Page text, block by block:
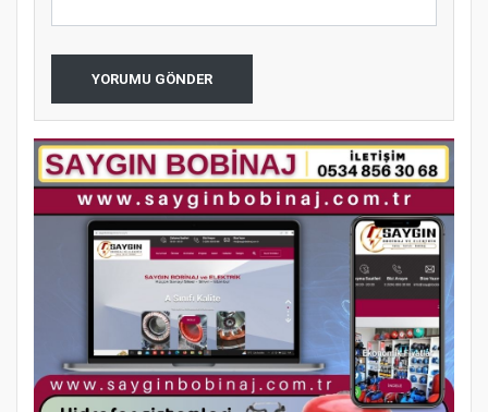
YORUMU GÖNDER